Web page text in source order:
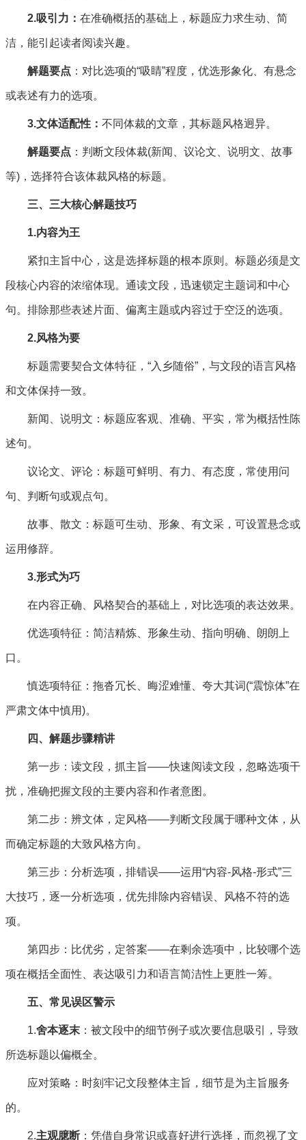
2.吸引力： 在准确概括的基础上，标题应力求生动、简
洁，能引起读者阅读兴趣。
解题要点 ：对比选项的“吸睛”程度，优选形象化、有悬念
或表述有力的选项。
3.文体适配性： 不同体裁的文章，其标题风格迥异。
解题要点 ：判断文段体裁(新闻、议论文、说明文、故事
等)，选择符合该体裁风格的标题。
三、三大核心解题技巧
1.内容为王
紧扣主旨中心，这是选择标题的根本原则。标题必须是文
段核心内容的浓缩体现。通读文段，迅速锁定主题词和中心
句。排除那些表述片面、偏离主题或内容过于空泛的选项。
2.风格为要
标题需要契合文体特征，“入乡随俗”，与文段的语言风格
和文体保持一致。
新闻、说明文：标题应客观、准确、平实，常为概括性陈
述句。
议论文、评论：标题可鲜明、有力、有态度，常使用问
句、判断句或观点句。
故事、散文：标题可生动、形象、有文采，可设置悬念或
运用修辞。
3.形式为巧
在内容正确、风格契合的基础上，对比选项的表达效果。
优选项特征：简洁精炼、形象生动、指向明确、朗朗上
口。
慎选项特征：拖沓冗长、晦涩难懂、夸大其词(“震惊体”在
严肃文体中慎用)。
四、解题步骤精讲
第一步：读文段，抓主旨——快速阅读文段，忽略选项干
扰，准确把握文段的主要内容和作者意图。
第二步：辨文体，定风格——判断文段属于哪种文体，从
而确定标题的大致风格方向。
第三步：分析选项，排错误——运用“内容-风格-形式”三
大技巧，逐一分析选项，优先排除内容错误、风格不符的选
项。
第四步：比优劣，定答案——在剩余选项中，比较哪个选
项在概括全面性、表达吸引力和语言简洁性上更胜一筹。
五、常见误区警示
1.舍本逐末 ：被文段中的细节例子或次要信息吸引，导致
所选标题以偏概全。
应对策略：时刻牢记文段整体主旨，细节是为主旨服务
的。
2.主观臆断 ：凭借自身常识或喜好进行选择，而忽视了文